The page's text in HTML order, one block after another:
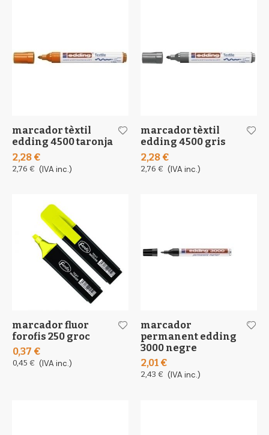
marcador tèxtil
edding 4500 taronja
2,28 €
2,76 € (IVA inc.)
marcador tèxtil
edding 4500 gris
2,28 €
2,76 € (IVA inc.)
marcador fluor
forofis 250 groc
0,37 €
0,45 € (IVA inc.)
marcador
permanent edding
3000 negre
2,01 €
2,43 € (IVA inc.)